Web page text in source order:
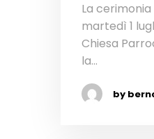
La
martedì 1
Chiesa
la...
by